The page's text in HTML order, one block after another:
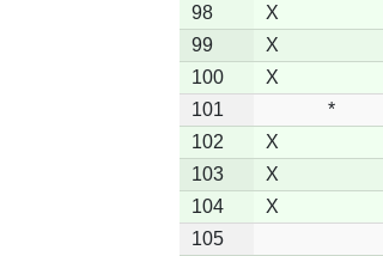
98
X
99
X
100
X
101
*
102
X
103
X
104
X
105